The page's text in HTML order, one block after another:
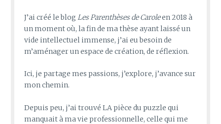
J’ai créé le blogLes Parenthèses de Caroleen 2018 à
un moment où, la fin de ma thèse ayant laissé un
vide intellectuel immense, j’ai eu besoin de
m’aménager un espace de création, de réflexion.
Ici, je partage mes passions, j’explore, j’avance sur
mon chemin.
Depuis peu, j’ai trouvé LA pièce du puzzle qui
manquait à ma vie professionnelle, celle qui me